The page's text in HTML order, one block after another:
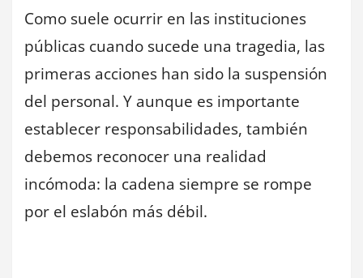
Como suele ocurrir en las instituciones
públicas cuando sucede una tragedia, las
primeras acciones han sido la suspensión
del personal. Y aunque es importante
establecer responsabilidades, también
debemos reconocer una realidad
incómoda: la cadena siempre se rompe
por el eslabón más débil.